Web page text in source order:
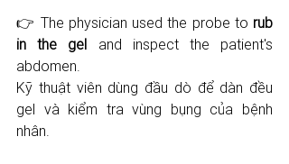
👉 The physician used the probe to rub
in the gel and inspect the patient's
abdomen.
Kỹ thuật viên dùng đầu dò để dàn đều
gel và kiểm tra vùng bụng của bệnh
nhân.